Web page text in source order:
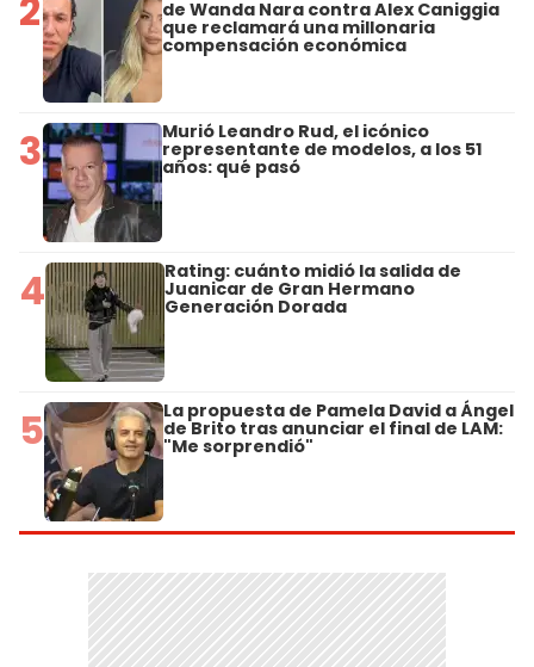
2 de Wanda Nara contra Alex Caniggia
que reclamará una millonaria
compensación económica
3 Murió Leandro Rud, el icónico
representante de modelos, a los 51
años: qué pasó
4 Rating: cuánto midió la salida de
Juanicar de Gran Hermano
Generación Dorada
5 La propuesta de Pamela David a Ángel
de Brito tras anunciar el final de LAM:
"Me sorprendió"